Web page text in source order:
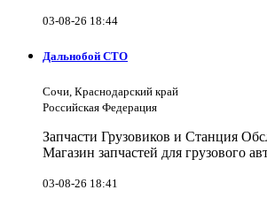
03-08-26 18:44
Дальнобой СТО
Сочи, Краснодарский край
Российская Федерация
Запчасти Грузовиков и Станция
Магазин запчастей для грузового
03-08-26 18:41